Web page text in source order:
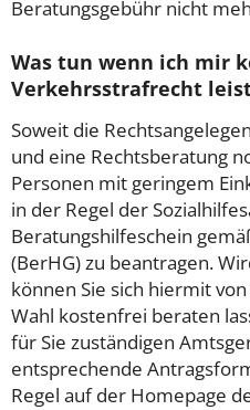
Beratungsgebühr nicht
Was tun wenn ich mir
Verkehrsstrafrecht
Soweit die
und eine Rechtsberatung
Personen mit geringem
in der Regel der
Beratungshilfeschein
(BerHG) zu beantragen.
können Sie sich hiermit
Wahl kostenfrei beraten
für Sie zuständigen
entsprechende
Regel auf der Homepage